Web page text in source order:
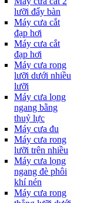
lưỡi đẩy bàn
Máy cưa cắt
đạp hơi
Máy cưa cắt
đạp hơi
Máy cưa rong
lưỡi dưới nhiều
lưỡi
Máy cưa lọng
ngang bằng
thuỷ lực
Máy cưa đu
Máy cưa rong
lưỡi trên nhiều
Máy cưa lọng
ngang đè phôi
khí nén
Máy cưa rong